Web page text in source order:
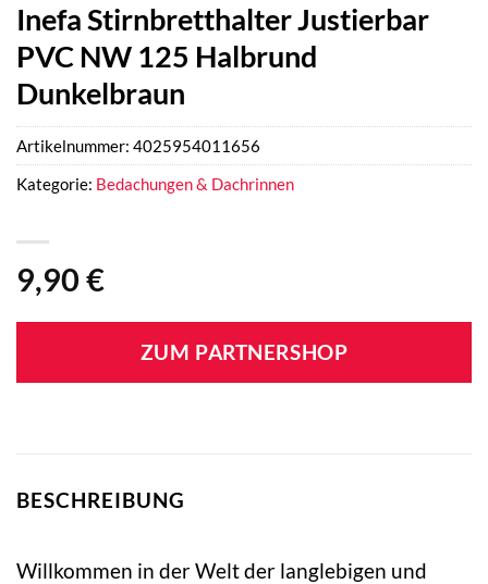
Inefa Stirnbretthalter Justierbar
PVC NW 125 Halbrund
Dunkelbraun
9,90 €
ZUM PARTNERSHOP
Artikelnummer: 4025954011656
Kategorie: Bedachungen & Dachrinnen
BESCHREIBUNG
Willkommen in der Welt der langlebigen und